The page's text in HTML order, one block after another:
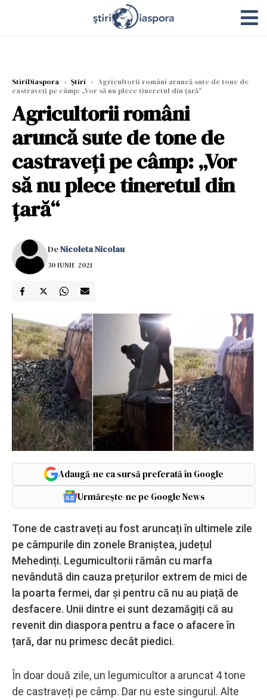
StiriDiaspora › Știri › Agricultorii români aruncă sute de tone de
castraveți pe câmp: „Vor să nu plece tineretul din țară“
Agricultorii români
aruncă sute de tone de
castraveți pe câmp: „Vor
să nu plece tineretul din
țară“
DeNicoleta Nicolau
30 IUNIE 2021
Adaugă-ne ca sursă preferată în Google
Urmărește-ne pe Google News
Tone de castraveți au fost aruncați în ultimele zile
pe câmpurile din zonele Braniștea, județul
Mehedinți. Legumicultorii rămân cu marfa
nevândută din cauza prețurilor extrem de mici de
la poarta fermei, dar și pentru că nu au piață de
desfacere. Unii dintre ei sunt dezamăgiți că au
revenit din diaspora pentru a face o afacere în
țară, dar nu primesc decât piedici.
În doar două zile, un legumicultor a aruncat 4 tone
de castraveți pe câmp. Dar nu este singurul. Alte